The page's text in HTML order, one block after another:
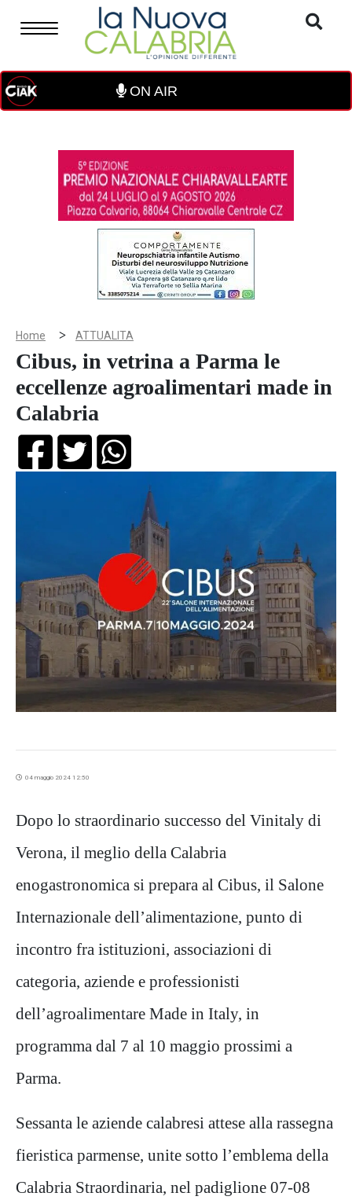
ON AIR
Home > ATTUALITA
Cibus, in vetrina a Parma le
eccellenze agroalimentari made in
Calabria
04 maggio 2024 12:50
Dopo lo straordinario successo del Vinitaly di
Verona, il meglio della Calabria
enogastronomica si prepara al Cibus, il Salone
Internazionale dell’alimentazione, punto di
incontro fra istituzioni, associazioni di
categoria, aziende e professionisti
dell’agroalimentare Made in Italy, in
programma dal 7 al 10 maggio prossimi a
Parma.
Sessanta le aziende calabresi attese alla rassegna
fieristica parmense, unite sotto l’emblema della
Calabria Straordinaria, nel padiglione 07-08